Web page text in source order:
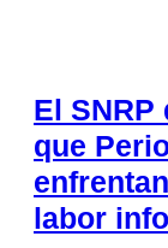
El SNRP
que
labor